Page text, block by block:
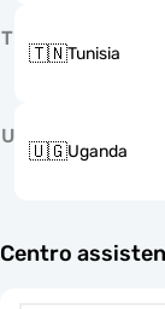
T
🇹🇳Tunisia
U
🇺🇬Uganda
Centro